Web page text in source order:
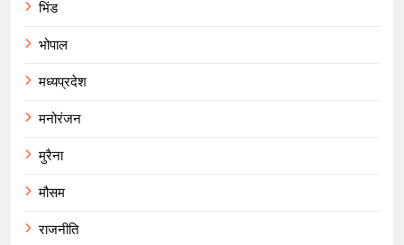
भिंड
भोपाल
मध्यप्रदेश
मनोरंजन
मुरैना
मौसम
राजनीति